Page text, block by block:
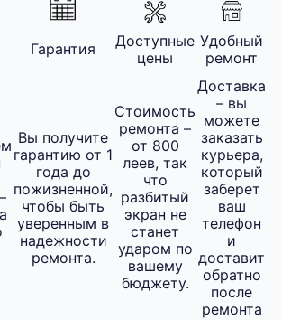
Гарантия
Доступные
цены
Удобный
ремонт
Вы получите
гарантию от 1
года до
пожизненной,
чтобы быть
уверенным в
надежности
ремонта.
Стоимость
ремонта –
от 800
леев, так
что
разбитый
экран не
станет
ударом по
вашему
бюджету.
Доставка
– вы
можете
заказать
курьера,
который
заберет
ваш
телефон
и
доставит
обратно
после
ремонта